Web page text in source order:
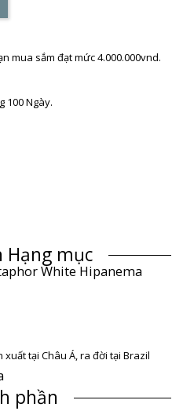
mua sắm đạt mức 4.000.000vnd.
100 Ngày.
Hạng mục
White Hipanema
xuất tại Châu Á, ra đời tại Brazil
phần